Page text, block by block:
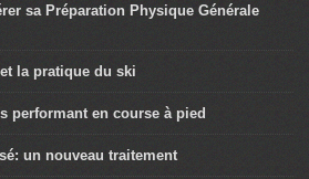
sa Préparation Physique Générale
la pratique du ski
performant en course à pied
un nouveau traitement